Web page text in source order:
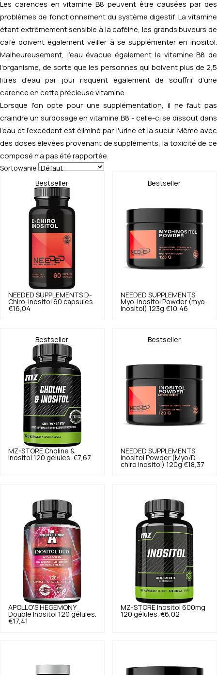
Les carences en vitamine B8 peuvent être causées par des
problèmes de fonctionnement du système digestif. La vitamine
étant extrêmement sensible à la caféine, les grands buveurs de
café doivent également veiller à se supplémenter en inositol.
Malheureusement, l'eau évacue également la vitamine B8 de
l'organisme, de sorte que les personnes qui boivent plus de 2,5
litres d'eau par jour risquent également de souffrir d'une
carence en cette précieuse vitamine.
Lorsque l'on opte pour une supplémentation, il ne faut pas
craindre un surdosage en vitamine B8 - celle-ci se dissout dans
l'eau et l'excédent est éliminé par l'urine et la sueur. Même avec
des doses élevées provenant de suppléments, la toxicité de ce
composé n'a pas été rapportée.
Sortowanie
Bestseller
NEEDED SUPPLEMENTS D-
Chiro-Inositol 60 capsules.
€16,04
Bestseller
NEEDED SUPPLEMENTS
Myo-Inositol Powder (myo-
inositol) 123g €10,46
Bestseller
MZ-STORE Choline &
Inositol 120 gélules. €7,67
Bestseller
NEEDED SUPPLEMENTS
Inositol Powder (Myo/D-
chiro inositol) 120g €18,37
APOLLO'S HEGEMONY
Double Inositol 120 gélules.
€17,41
MZ-STORE Inositol 600mg
120 gélules. €6,02